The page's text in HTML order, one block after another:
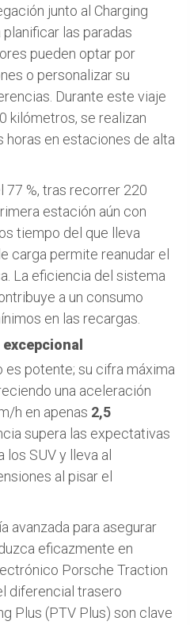
junto al Charging
las paradas
pueden optar por
o personalizar su
Durante este viaje
kilómetros, se realizan
horas en estaciones de alta
77 %, tras recorrer 220
estación aún con
tiempo del que lleva
carga permite reanudar el
La eficiencia del sistema
a un consumo
en las recargas.
es potente; su cifra máxima
una aceleración
h en apenas 2,5
supera las expectativas
SUV y lleva al
al pisar el
avanzada para asegurar
eficazmente en
Porsche Traction
diferencial trasero
Plus (PTV Plus) son clave